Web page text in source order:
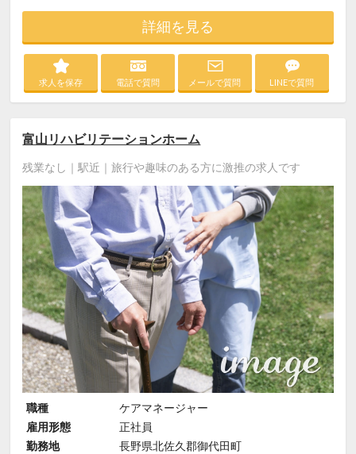
詳細を見る
求人を保存 電話で質問 メールで質問 LINEで質問
富山リハビリテーションホーム
残業なし｜駅近｜旅行や趣味のある方に激推の求人です
職種
ケアマネージャー
雇用形態
正社員
勤務地
長野県北佐久郡御代田町